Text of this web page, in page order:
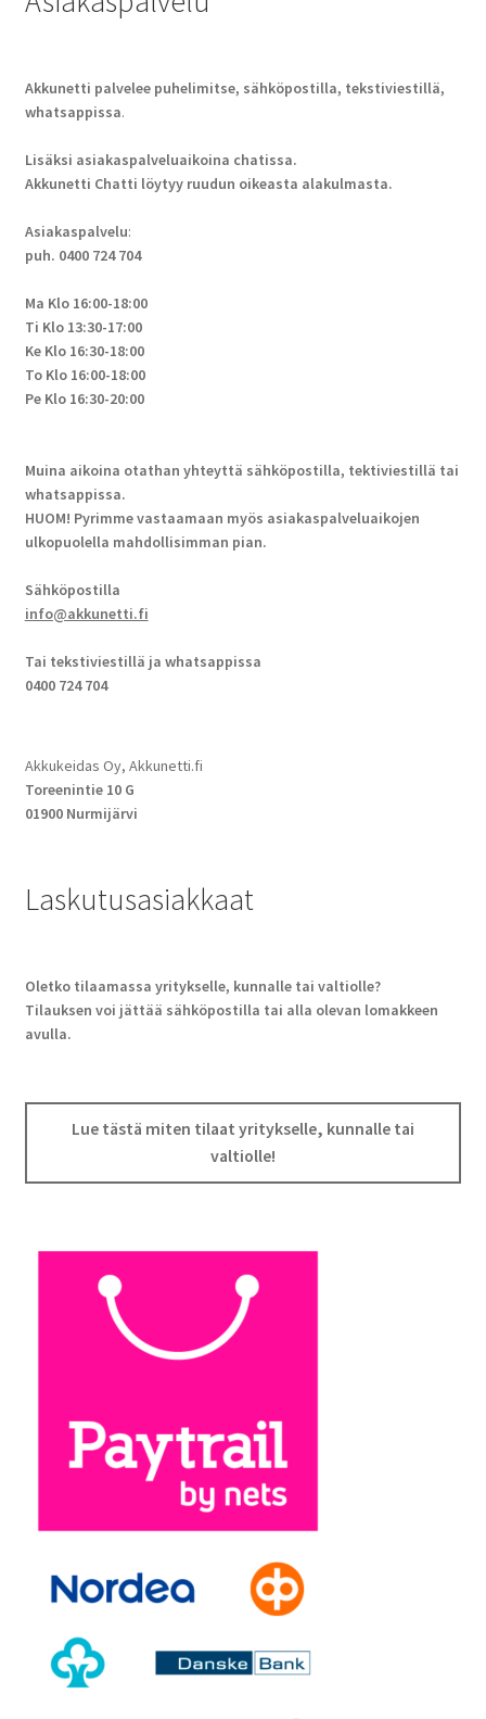
Akkunetti palvelee puhelimitse, sähköpostilla, tekstiviestillä,
whatsappissa.
Lisäksi asiakaspalveluaikoina chatissa.
Akkunetti Chatti löytyy ruudun oikeasta alakulmasta.
Asiakaspalvelu:
puh. 0400 724 704
Ma Klo 16:00-18:00
Ti Klo 13:30-17:00
Ke Klo 16:30-18:00
To Klo 16:00-18:00
Pe Klo 16:30-20:00
Muina aikoina otathan yhteyttä sähköpostilla, tektiviestillä tai
whatsappissa.
HUOM! Pyrimme vastaamaan myös asiakaspalveluaikojen
ulkopuolella mahdollisimman pian.
Sähköpostilla
info@akkunetti.fi
Tai tekstiviestillä ja whatsappissa
0400 724 704
Akkukeidas Oy, Akkunetti.fi
Toreenintie 10 G
01900 Nurmijärvi
Laskutusasiakkaat
Oletko tilaamassa yritykselle, kunnalle tai valtiolle?
Tilauksen voi jättää sähköpostilla tai alla olevan lomakkeen
avulla.
Lue tästä miten tilaat yritykselle, kunnalle tai
valtiolle!